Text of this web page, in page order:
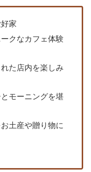
家
クなカフェ体験
た店内を楽しみ
モーニングを堪
土産や贈り物に